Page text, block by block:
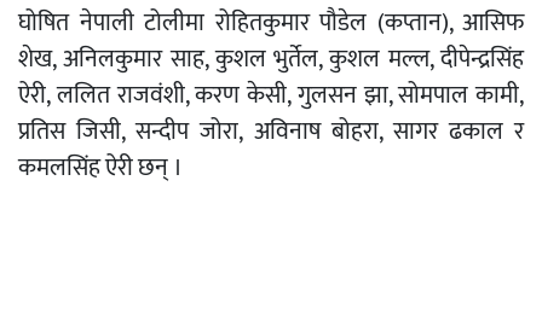
घोषित नेपाली टोलीमा रोहितकुमार पौडेल (कप्तान), आसिफ
शेख, अनिलकुमार साह, कुशल भुर्तेल, कुशल मल्ल, दीपेन्द्रसिंह
ऐरी, ललित राजवंशी, करण केसी, गुलसन झा, सोमपाल कामी,
प्रतिस जिसी, सन्दीप जोरा, अविनाष बोहरा, सागर ढकाल र
कमलसिंह ऐरी छन् ।